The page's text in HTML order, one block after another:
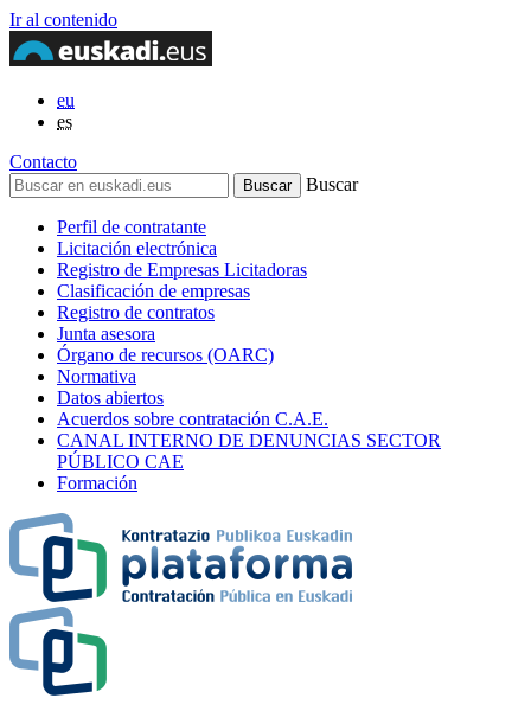
Ir al contenido
eu
es
Contacto
Buscar
Perfil de contratante
Licitación electrónica
Registro de Empresas Licitadoras
Clasificación de empresas
Registro de contratos
Junta asesora
Órgano de recursos (OARC)
Normativa
Datos abiertos
Acuerdos sobre contratación C.A.E.
CANAL INTERNO DE DENUNCIAS SECTOR
PÚBLICO CAE
Formación